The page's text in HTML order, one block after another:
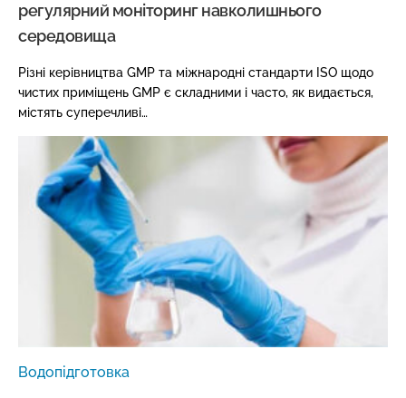
регулярний моніторинг навколишнього
середовища
Різні керівництва GMP та міжнародні стандарти ISO щодо
чистих приміщень GMP є складними і часто, як видається,
містять суперечливі…
Водопідготовка